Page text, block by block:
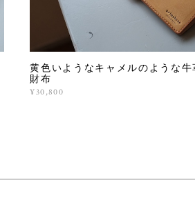
黄色いようなキャメルのような
財布
¥30,800